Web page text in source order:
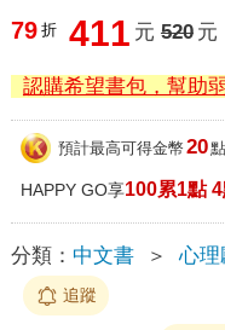
79 折 411 元 520 元
認購希望書包，幫助
預計最高可得金幣 20點
HAPPY GO享100累1點
分類： 中文書 ＞ 心理
追蹤